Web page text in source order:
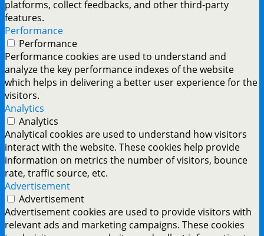
platforms, collect feedbacks, and other third-party
features.
Performance
Performance
Performance cookies are used to understand and
analyze the key performance indexes of the website
which helps in delivering a better user experience for the
visitors.
Analytics
Analytics
Analytical cookies are used to understand how visitors
interact with the website. These cookies help provide
information on metrics the number of visitors, bounce
rate, traffic source, etc.
Advertisement
Advertisement
Advertisement cookies are used to provide visitors with
relevant ads and marketing campaigns. These cookies